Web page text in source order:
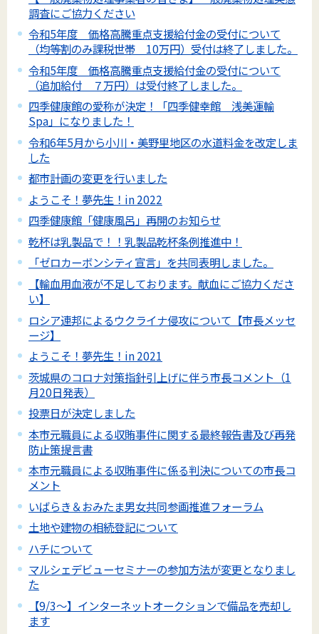
調査にご協力ください
令和5年度 価格高騰重点支援給付金の受付について
（均等割のみ課税世帯 10万円）受付は終了しました。
令和5年度 価格高騰重点支援給付金の受付について
（追加給付 ７万円）は受付終了しました。
四季健康館の愛称が決定！「四季健幸館 浅美運輸
Spa」になりました！
令和6年5月から小川・美野里地区の水道料金を改定しま
した
都市計画の変更を行いました
ようこそ！夢先生！in 2022
四季健康館「健康風呂」再開のお知らせ
乾杯は乳製品で！！乳製品乾杯条例推進中！
「ゼロカーボンシティ宣言」を共同表明しました。
【輸血用血液が不足しております。献血にご協力くださ
い】
ロシア連邦によるウクライナ侵攻について【市長メッセ
ージ】
ようこそ！夢先生！in 2021
茨城県のコロナ対策指針引上げに伴う市長コメント（1
月20日発表）
投票日が決定しました
本市元職員による収賄事件に関する最終報告書及び再発
防止策提言書
本市元職員による収賄事件に係る判決についての市長コ
メント
いばらき＆おみたま男女共同参画推進フォーラム
土地や建物の相続登記について
ハチについて
マルシェデビューセミナーの参加方法が変更となりまし
た
【9/3～】インターネットオークションで備品を売却し
ます